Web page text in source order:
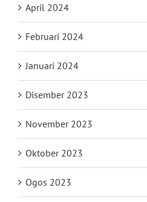
April 2024
Februari 2024
Januari 2024
Disember 2023
November 2023
Oktober 2023
Ogos 2023